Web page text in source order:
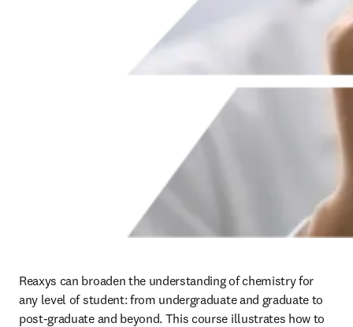
Reaxys can broaden the understanding of chemistry for
any level of student: from undergraduate and graduate to
post-graduate and beyond. This course illustrates how to